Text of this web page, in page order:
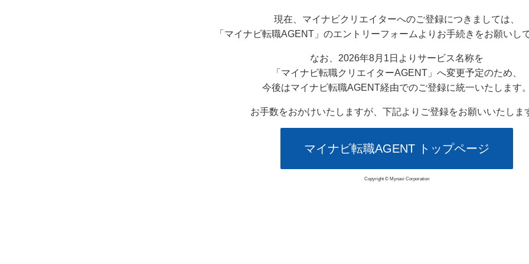
現在、マイナビクリエイターへのご登録につきましては、
「マイナビ転職AGENT」のエントリーフォームよりお手続きをお願いし
なお、2026年8月1日よりサービス名称を
「マイナビ転職クリエイターAGENT」へ変更予定のため、
今後はマイナビ転職AGENT経由でのご登録に統一いたします。
お手数をおかけいたしますが、下記よりご登録をお願いいたしま
マイナビ転職AGENT トップページ
Copyright © Mynavi Corporation